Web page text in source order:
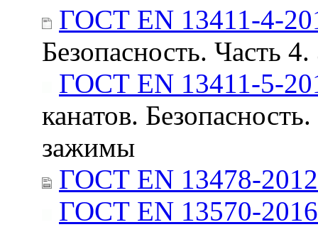
ГОСТ EN 13411-4-
Безопасность. Часть
ГОСТ EN 13411-5-
канатов.
зажимы
ГОСТ EN 13478-2012
ГОСТ EN 13570-2016